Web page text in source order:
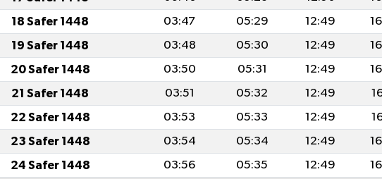
18 Safer 1448 03:47 05:29 12:49
19 Safer 1448 03:48 05:30 12:49
20 Safer 1448 03:50 05:31 12:49
21 Safer 1448 03:51 05:32 12:49
22 Safer 1448 03:53 05:33 12:49
23 Safer 1448 03:54 05:34 12:49
24 Safer 1448 03:56 05:35 12:49